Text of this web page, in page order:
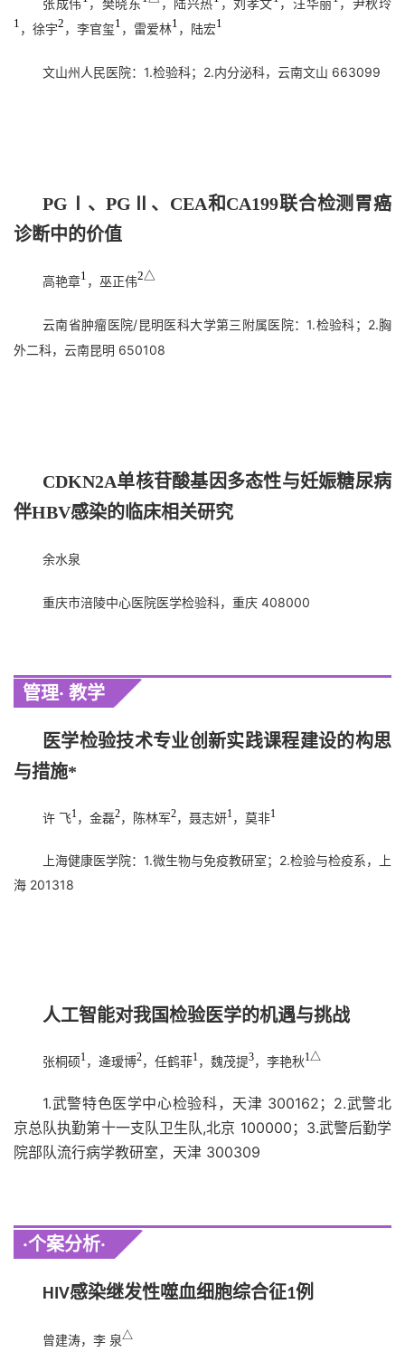
1 ，徐宇2 ，李官玺1 ，雷爱林1 ，陆宏1
文山州人民医院：1.检验科；2.内分泌科，云南文山 663099
PG Ⅰ 、PG Ⅱ 、CEA和CA199联合检测胃癌
诊断中的价值
高艳章1 ，巫正伟2△
云南省肿瘤医院/昆明医科大学第三附属医院：1.检验科；2.胸
外二科，云南昆明 650108
CDKN2A单核苷酸基因多态性与妊娠糖尿病
伴HBV感染的临床相关研究
余水泉
重庆市涪陵中心医院医学检验科，重庆 408000
管理· 教学
医学检验技术专业创新实践课程建设的构思
与措施*
许 飞1，金磊2，陈林军2，聂志妍1，莫非1
上海健康医学院：1.微生物与免疫教研室；2.检验与检疫系，上
海 201318
人工智能对我国检验医学的机遇与挑战
张桐硕1，逄瑷博2，任鹤菲1，魏茂提3，李艳秋1△
1.武警特色医学中心检验科，天津 300162；2.武警北
京总队执勤第十一支队卫生队,北京 100000；3.武警后勤学
院部队流行病学教研室，天津 300309
·个案分析·
HIV感染继发性噬血细胞综合征1例
曾建涛，李 泉△